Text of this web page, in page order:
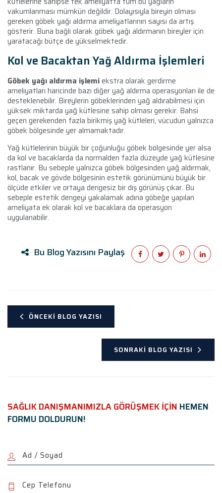
vakumlanması mümkün değildir. Dolayısıyla bireyin olması
gereken göbek yağı aldırma ameliyatlarının sayısı da artış
gösterir. Buna bağlı olarak göbek yağı aldırmanın bireyler için
yaratacağı bütçe de yükselmektedir.
Kol ve Bacaktan Yağ Aldırma İşlemleri
Göbek yağı aldırma işlemiekstra olarak gerdirme
ameliyatları haricinde bazı diğer yağ aldırma operasyonları ile de
desteklenebilir. Bireylerin göbeklerinden yağ aldırabilmesi için
yüksek miktarda yağ kütlesine sahip olması gerekir. Bahsi
geçen gerekenden fazla birikmiş yağ kütleleri, vücudun yalnızca
göbek bölgesinde yer almamaktadır.
Yağ kütlelerinin büyük bir çoğunluğu göbek bölgesinde yer alsa
da kol ve bacaklarda da normalden fazla düzeyde yağ kütlesine
rastlanır. Bu sebeple yalnızca göbek bölgesinden yağ aldırmak,
kol, bacak ve gövde bölgesinin estetik görünümünü büyük bir
ölçüde etkiler ve ortaya dengesiz bir dış görünüş çıkar. Bu
sebeple estetik dengeyi yakalamak adına göbeğe yapılan
ameliyata ek olarak kol ve bacaklara da operasyon
uygulanabilir.
Bu Blog Yazısını Paylaş
ÖNCEKI BLOG YAZISI
SONRAKI BLOG YAZISI
SAĞLIK DANIŞMANIMIZLA GÖRÜŞMEK İÇİN HEMEN
FORMU DOLDURUN!